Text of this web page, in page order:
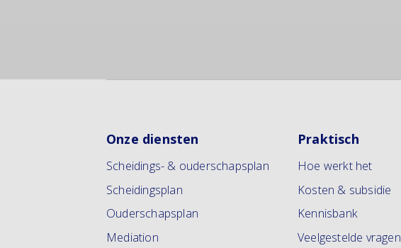
Onze diensten
Scheidings- & ouderschapsplan
Scheidingsplan
Ouderschapsplan
Mediation
Praktisch
Hoe werkt het
Kosten & subsidie
Kennisbank
Veelgestelde vragen